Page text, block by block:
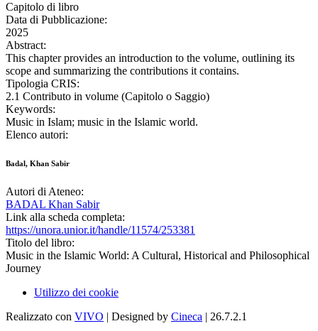
Capitolo di libro
Data di Pubblicazione:
2025
Abstract:
This chapter provides an introduction to the volume, outlining its
scope and summarizing the contributions it contains.
Tipologia CRIS:
2.1 Contributo in volume (Capitolo o Saggio)
Keywords:
Music in Islam; music in the Islamic world.
Elenco autori:
Badal, Khan Sabir
Autori di Ateneo:
BADAL Khan Sabir
Link alla scheda completa:
https://unora.unior.it/handle/11574/253381
Titolo del libro:
Music in the Islamic World: A Cultural, Historical and Philosophical
Journey
Utilizzo dei cookie
Realizzato con VIVO | Designed by Cineca | 26.7.2.1